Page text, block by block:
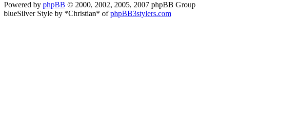
Powered by phpBB © 2000, 2002, 2005, 2007 phpBB Group
blueSilver Style by *Christian* ofphpBB3stylers.com